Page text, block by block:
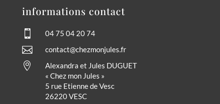
informations contact
 04 75 04 20 74
 contact@chezmonjules.fr

Alexandra et Jules DUGUET
« Chez mon Jules »
5 rue Etienne de Vesc
26220 VESC